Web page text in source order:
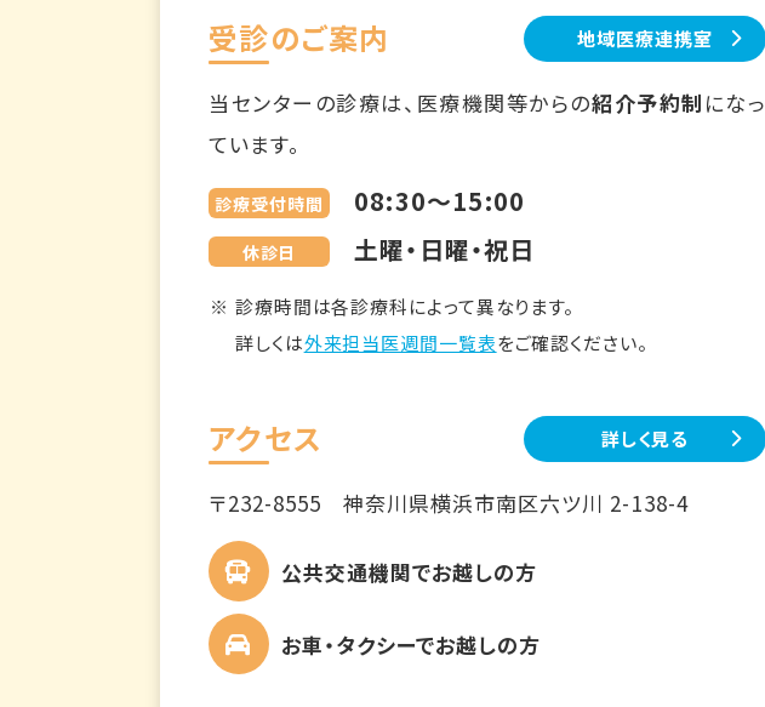
受診のご案内 地域医療連携室
当センターの診療は、医療機関等からの紹介予約制 になっ
ています。
診療受付時間 08:30～15:00
休診日 土曜・日曜・祝日
診療時間は各診療科によって異なります。
詳しくは外来担当医週間一覧表をご確認ください。
アクセス 詳しく見る
〒232-8555神奈川県横浜市南区六ツ川 2-138-4
公共交通機関でお越しの方
お車・タクシーでお越しの方